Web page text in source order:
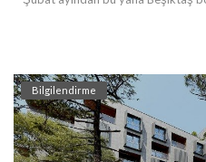
Bilgilendirme